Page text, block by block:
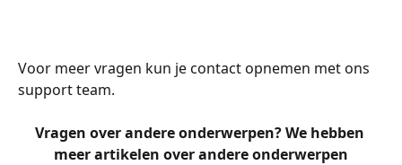
Voor meer vragen kun je contact opnemen met ons
support team.
Vragen over andere onderwerpen? We hebben
meer artikelen over andere onderwerpen